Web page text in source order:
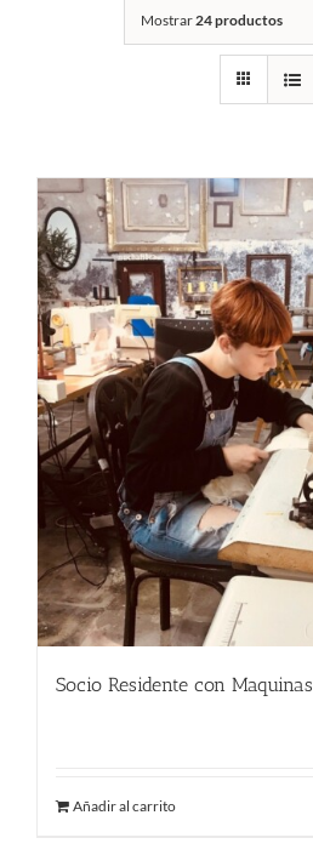
Mostrar24 productos
Socio Residente con Maquinas
Añadir al carrito